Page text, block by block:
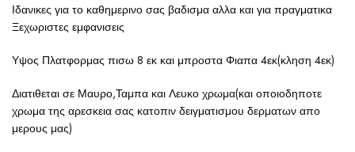
Ιδανικες για το καθημερινο σας βαδισμα αλλα και για πραγματικα
Ξεχωριστες εμφανισεις
Υψος Πλατφορμας πισω 8 εκ και μπροστα Φιαπα 4εκ(κληση 4εκ)
Διατιθεται σε Μαυρο,Ταμπα και Λευκο χρωμα(και οποιοδηποτε
χρωμα της αρεσκεια σας κατοπιν δειγματισμου δερματων απο
μερους μας)